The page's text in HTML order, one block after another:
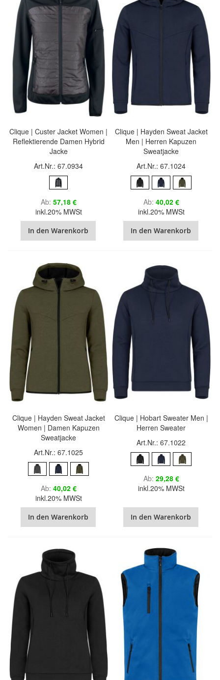
Clique | Custer Jacket Women |
Reflektierende Damen Hybrid
Jacke
Art.Nr.: 67.0934
Ab 57,18 €
inkl.20% MWSt
In den Warenkorb
Clique | Hayden Sweat Jacket
Men | Herren Kapuzen
Sweatjacke
Art.Nr.: 67.1024
Ab 40,02 €
inkl.20% MWSt
In den Warenkorb
Clique | Hayden Sweat Jacket
Women | Damen Kapuzen
Sweatjacke
Art.Nr.: 67.1025
Ab 40,02 €
inkl.20% MWSt
In den Warenkorb
Clique | Hobart Sweater Men |
Herren Sweater
Art.Nr.: 67.1022
Ab 29,28 €
inkl.20% MWSt
In den Warenkorb